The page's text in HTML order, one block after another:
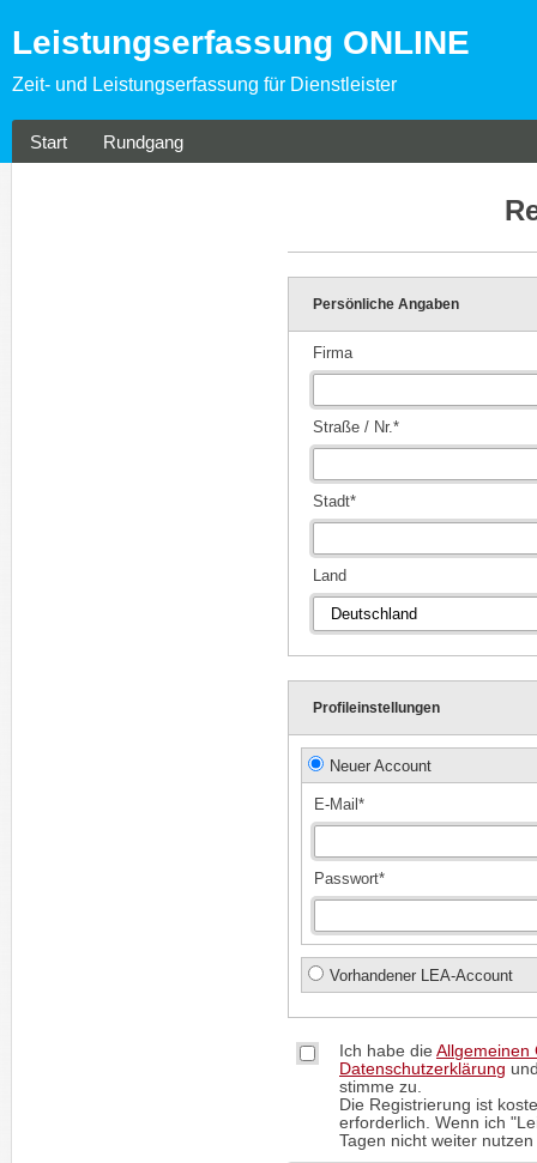
Leistungserfassung ONLINE
Zeit- und Leistungserfassung für Dienstleister
Start Rundgang
Persönliche Angaben
Firma
Straße / Nr.*
Stadt*
Land
Profileinstellungen
Neuer Account
E-Mail*
Passwort*
Vorhandener LEA-Account
Ich habe die Allgemeinen
Datenschutzerklärung
stimme zu.
Die Registrierung ist
erforderlich. Wenn ich
Tagen nicht weiter